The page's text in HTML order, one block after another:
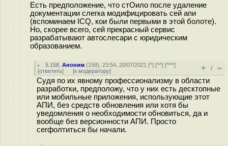
Есть предположение, что стОило после удаление
документации слегка модифицировать сей апи
(вспоминаем ICQ, кои были первыми в этой болоте).
Но, скорее всего, сей прекрасный сервис
разрабатывают автослесари с юридическим
образованием.
5.158 ,Аноним (158), 23:54, 20/07/2021 [^] [^^] [^^^]
[ответить] [к модератору] + / –
Судя по их явному профессионализму в области
разработки, предположу, что у них есть десктопные
или мобильные приложения, использующие этот
АПИ, без средств обновления или хотя бы
уведомления о необходимости обновиться, да и
вообще без версионности АПИ. Просто
сегфолтиться бы начали.